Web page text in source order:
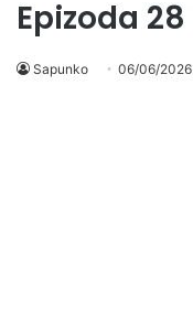
Epizoda 28
Sapunko 06/06/2026